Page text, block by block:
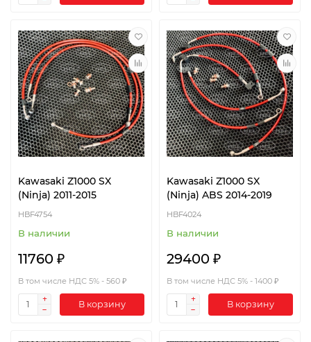
Kawasaki Z1000 SX
(Ninja) 2011-2015
HBF4754
В наличии
11760 ₽
В том числе НДС 5% - 560 ₽
В корзину
Kawasaki Z1000 SX
(Ninja) ABS 2014-2019
HBF4024
В наличии
29400 ₽
В том числе НДС 5% - 1400 ₽
В корзину